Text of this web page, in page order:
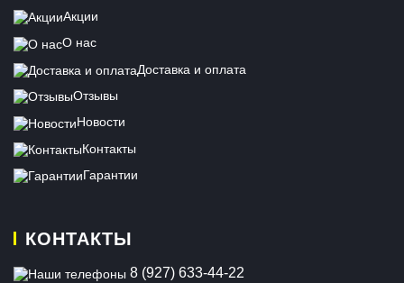
Акции
О нас
Доставка и оплата
Отзывы
Новости
Контакты
Гарантии
КОНТАКТЫ
8 (927) 633-44-22